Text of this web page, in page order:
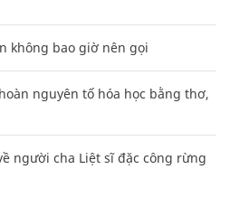
không bao giờ nên gọi
nguyên tố hóa học bằng thơ,
người cha Liệt sĩ đặc công rừng